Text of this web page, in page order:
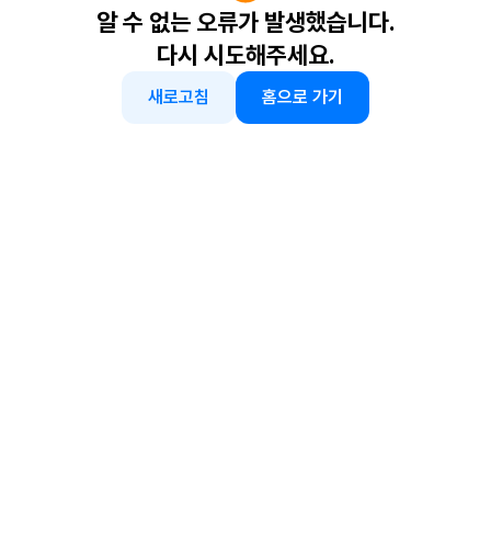
알 수 없는 오류가 발생했습니다.
다시 시도해주세요.
새로고침 홈으로 가기